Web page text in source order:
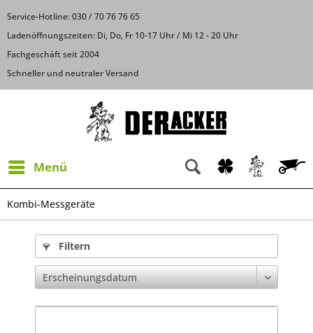
Service-Hotline: 030 / 70 76 76 65
Ladenöffnungszeiten: Di, Do, Fr 10-17 Uhr / Mi 12 - 20 Uhr
Fachgeschäft seit 2004
Schneller und neutraler Versand
Menü
Kombi-Messgeräte
Filtern